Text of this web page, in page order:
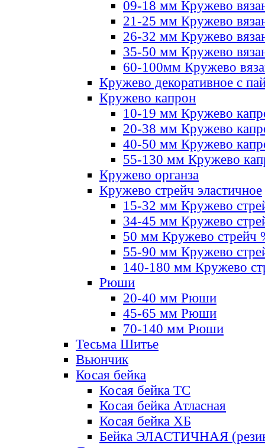
09-18 мм Кружево
21-25 мм Кружево
26-32 мм Кружево
35-50 мм Кружево
60-100мм Кружево
Кружево декоративное с
Кружево капрон
10-19 мм Кружево
20-38 мм Кружево
40-50 мм Кружево
55-130 мм Кружево
Кружево органза
Кружево стрейч эластичное
15-32 мм Кружево
34-45 мм Кружево
50 мм Кружево стрейч
55-90 мм Кружево
140-180 мм Кружево
Рюши
20-40 мм Рюши
45-65 мм Рюши
70-140 мм Рюши
Тесьма Шитье
Вьюнчик
Косая бейка
Косая бейка ТС
Косая бейка Атласная
Косая бейка ХБ
Бейка ЭЛАСТИЧНАЯ